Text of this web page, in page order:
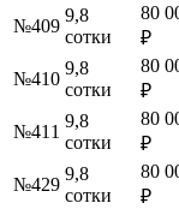
№409
9,8
сотки
80
₽
№410
9,8
сотки
80
₽
№411
9,8
сотки
80
₽
№429
9,8
сотки
80
₽